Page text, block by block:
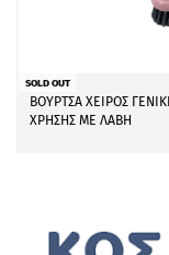
SOLD OUT
ΒΟΥΡΤΣΑ ΧΕΙΡΟΣ
ΧΡΗΣΗΣ ΜΕ ΛΑΒΗ